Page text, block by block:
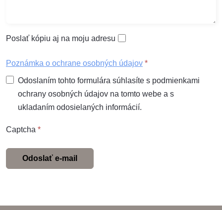
Poslať kópiu aj na moju adresu
Poznámka o ochrane osobných údajov *
Odoslaním tohto formulára súhlasíte s podmienkami
ochrany osobných údajov na tomto webe a s
ukladaním odosielaných informácií.
Captcha *
Odoslať e-mail